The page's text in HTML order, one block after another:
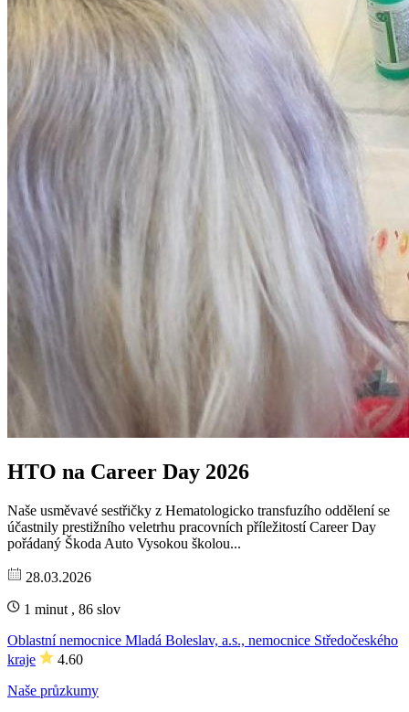
HTO na Career Day 2026
Naše usměvavé sestřičky z Hematologicko transfuzího oddělení se
účastnily prestižního veletrhu pracovních příležitostí Career Day
pořádaný Škoda Auto Vysokou školou...
28.03.2026
1 minut , 86 slov
Oblastní nemocnice Mladá Boleslav, a.s., nemocnice Středočeského
kraje
4.60
Naše průzkumy